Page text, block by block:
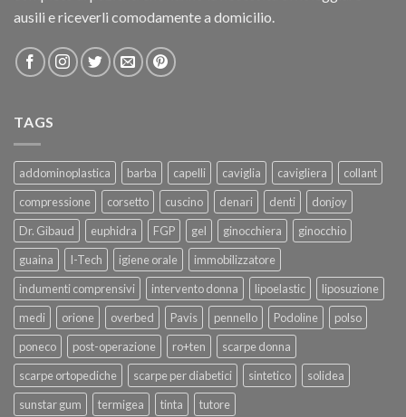
ausili e riceverli comodamente a domicilio.
TAGS
addominoplastica barba capelli caviglia cavigliera
collant
compressione
corsetto cuscino denari denti
donjoy
Dr. Gibaud
euphidra FGP gel ginocchiera
ginocchio
guaina
I-Tech igiene orale
immobilizzatore
indumenti comprensivi
intervento donna lipoelastic
liposuzione
medi
orione overbed Pavis pennello Podoline
polso
poneco
post-operazione ro+ten
scarpe donna
scarpe ortopediche
scarpe per diabetici sintetico
solidea
sunstar gum
termigea tinta tutore